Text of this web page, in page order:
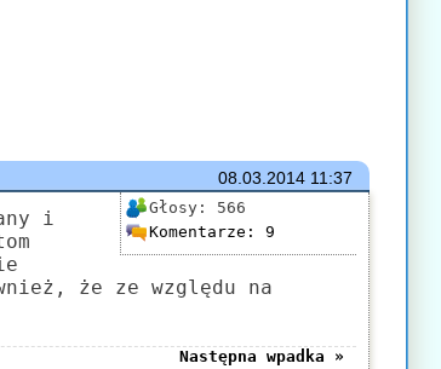
08.03.201411:37
Głosy: 566
Komentarze: 9
i
że ze względu na
Następna wpadka »